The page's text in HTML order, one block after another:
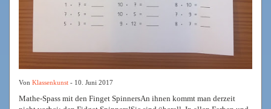
Von Klassenkunst - 10. Juni 2017
Mathe-Spass mit den Finget SpinnersAn ihnen kommt man derzeit